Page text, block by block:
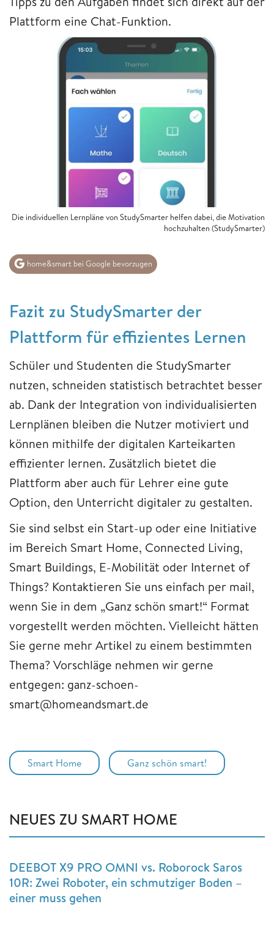
Plattform eine Chat-Funktion.
Die individuellen Lernpläne von StudySmarter helfen dabei, die Motivation
hochzuhalten (StudySmarter)
home&smart bei Google bevorzugen
Fazit ​​​​​​​zu StudySmarter der
Plattform für effizientes Lernen
Schüler und Studenten die StudySmarter
nutzen, schneiden statistisch betrachtet besser
ab. Dank der Integration von individualisierten
Lernplänen bleiben die Nutzer motiviert und
können mithilfe der digitalen Karteikarten
effizienter lernen. Zusätzlich bietet die
Plattform aber auch für Lehrer eine gute
Option, den Unterricht digitaler zu gestalten.​​​​​​​
Sie sind selbst ein Start-up oder eine Initiative
im Bereich Smart Home, Connected Living,
Smart Buildings, E-Mobilität oder Internet of
Things? Kontaktieren Sie uns einfach per mail,
wenn Sie in dem „Ganz schön smart!“ Format
vorgestellt werden möchten. Vielleicht hätten
Sie gerne mehr Artikel zu einem bestimmten
Thema? Vorschläge nehmen wir gerne
entgegen: ganz-schoen-
smart@homeandsmart.de
Smart Home Ganz schön smart!
NEUES ZU SMART HOME
DEEBOT X9 PRO OMNI vs. Roborock Saros
10R: Zwei Roboter, ein schmutziger Boden –
einer muss gehen